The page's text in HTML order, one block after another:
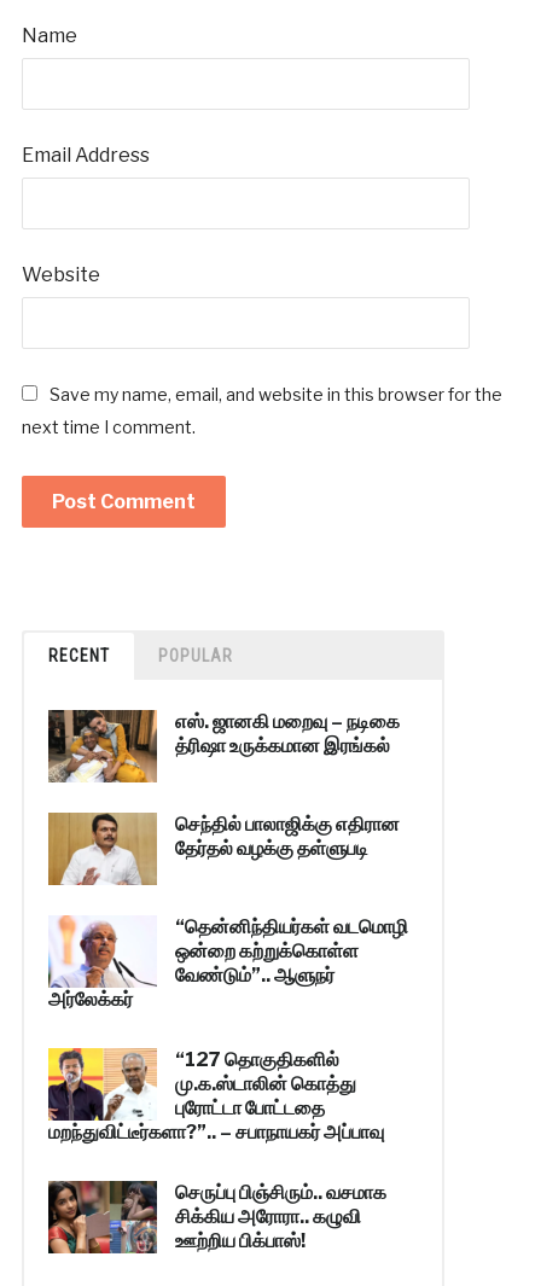
Name
Email Address
Website
Save my name, email, and website in this browser for the
next time I comment.
RECENT POPULAR
எஸ். ஜானகி மறைவு – நடிகை
த்ரிஷா உருக்கமான இரங்கல்
செந்தில் பாலாஜிக்கு எதிரான
தேர்தல் வழக்கு தள்ளுபடி
“தென்னிந்தியர்கள் வடமொழி
ஒன்றை கற்றுக்கொள்ள
வேண்டும்”.. ஆளுநர்
அர்லேக்கர்
“127 தொகுதிகளில்
மு.க.ஸ்டாலின் கொத்து
புரோட்டா போட்டதை
மறந்துவிட்டீர்களா?”.. – சபாநாயகர் அப்பாவு
செருப்பு பிஞ்சிரும்.. வசமாக
சிக்கிய அரோரா.. கழுவி
ஊற்றிய பிக்பாஸ்!